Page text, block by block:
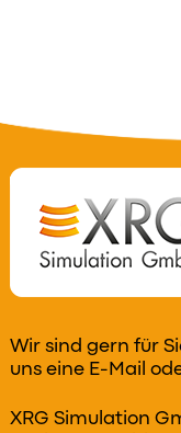
Wir sind gern für
uns eine E-Mail
XRG Simulation